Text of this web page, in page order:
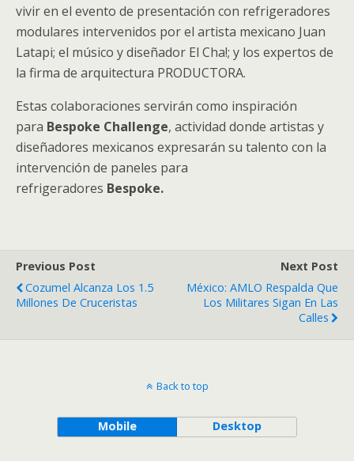
vivir en el evento de presentación con refrigeradores
modulares intervenidos por el artista mexicano Juan
Latapi; el músico y diseñador El Cha!; y los expertos de
la firma de arquitectura PRODUCTORA.
Estas colaboraciones servirán como inspiración
para Bespoke Challenge, actividad donde artistas y
diseñadores mexicanos expresarán su talento con la
intervención de paneles para
refrigeradores Bespoke.
Previous Post
Cozumel Alcanza Los 1.5
Millones De Cruceristas
Next Post
México: AMLO Respalda Que
Los Militares Sigan En Las
Calles
Back to top
Mobile Desktop